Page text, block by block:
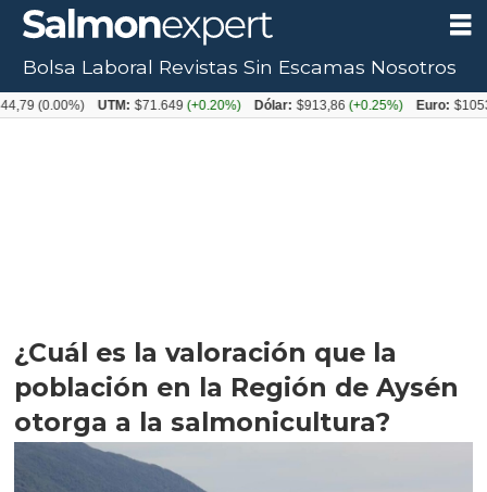
¿Cuál es la valoración que la
población en la Región de Aysén
otorga a la salmonicultura?
Bolsa Laboral Revistas Sin Escamas Nosotros
UTM: $71.649(+0.20%) Dólar: $913,86(+0.25%) Euro: $1053,08(-